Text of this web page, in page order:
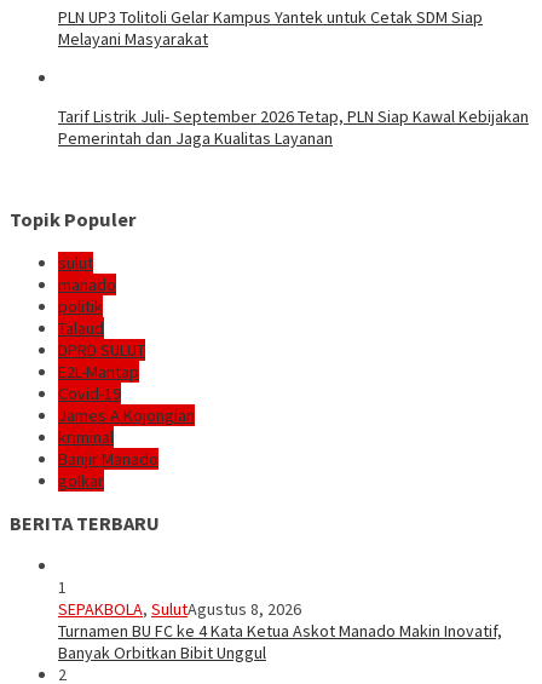
PLN UP3 Tolitoli Gelar Kampus Yantek untuk Cetak SDM Siap
Melayani Masyarakat
Tarif Listrik Juli- September 2026 Tetap, PLN Siap Kawal Kebijakan
Pemerintah dan Jaga Kualitas Layanan
Topik Populer
sulut
manado
politik
Talaud
DPRD SULUT
E2L-Mantap
Covid-19
James A Kojongian
kriminal
Banjir Manado
golkar
BERITA TERBARU
1
SEPAKBOLA, SulutAgustus 8, 2026
Turnamen BU FC ke 4 Kata Ketua Askot Manado Makin Inovatif,
Banyak Orbitkan Bibit Unggul
2